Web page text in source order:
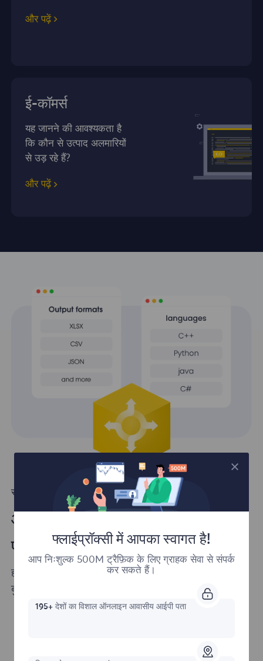
और पढ़ें
ई-कॉमर्स
यह जानने की आवश्यकता है
कि कौन से उत्पाद अलमारियों
से उड़ रहे हैं?
और पढ़ें
समर्थित शीर्ष भाषाएँ
आसानी से हमारे समाधानों को अपनी
परियोजनाओं में एकीकृत करें
हम यह सुनिश्चित करते हैं कि हमारे उत्पादों को आपके स्क्रैपिंग
बुनियादी ढांचे में एकीकृत करना यथासंभव आसान हो।
फ्लाईप्रॉक्सी में आपका स्वागत है!
आप निःशुल्क 500M ट्रैफ़िक के लिए ग्राहक सेवा से संपर्क
कर सकते हैं।
195+देशों का विशाल ऑनलाइन आवासीय आईपी पता